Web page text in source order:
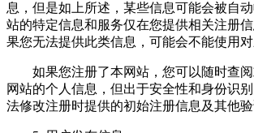
息，但是如上所述，某些信息可能会被自
站的特定信息和服务仅在您提供相关注册
果您无法提供此类信息，可能会不能使用对
如果您注册了本网站，您可以随时查阅
网站的个人信息，但出于安全性和身份识
法修改注册时提供的初始注册信息及其他验